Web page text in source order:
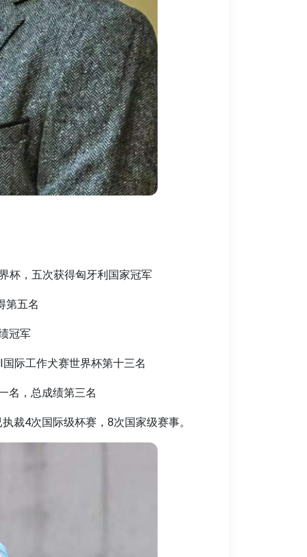
杯，五次获得匈牙利国家冠军
第五名
冠军
际工作犬赛世界杯第十三名
名，总成绩第三名
裁4次国际级杯赛，8次国家级赛事。